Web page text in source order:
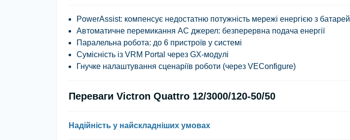
PowerAssist: компенсує недостатню потужність мережі енергією з батарей
Автоматичне перемикання AC джерел: безперервна подача енергії
Паралельна робота: до 6 пристроїв у системі
Сумісність із VRM Portal через GX-модулі
Гнучке налаштування сценаріїв роботи (через VEConfigure)
Переваги Victron Quattro 12/3000/120-50/50
Надійність у найскладніших умовах